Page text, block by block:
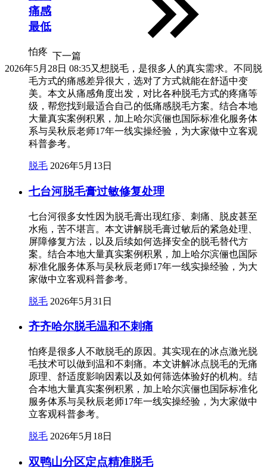
下一篇
2026年5月28日 08:35
痛感
最低
怕疼
又想脱毛，是很多人的真实需求。不同脱
毛方式的痛感差异很大，选对了方式就能在舒适中变
美。本文从痛感角度出发，对比各种脱毛方式的疼痛等
级，帮您找到最适合自己的低痛感脱毛方案。结合本地
大量真实案例积累，加上哈尔滨俪也国际标准化服务体
系与吴秋辰老师17年一线实操经验，为大家做中立客观
科普参考。
脱毛 2026年5月13日
七台河脱毛膏过敏修复处理
七台河很多女性因为脱毛膏出现红疹、刺痛、脱皮甚至
水疱，苦不堪言。本文讲解脱毛膏过敏后的紧急处理、
屏障修复方法，以及后续如何选择安全的脱毛替代方
案。结合本地大量真实案例积累，加上哈尔滨俪也国际
标准化服务体系与吴秋辰老师17年一线实操经验，为大
家做中立客观科普参考。
脱毛 2026年5月31日
齐齐哈尔脱毛温和不刺痛
怕疼是很多人不敢脱毛的原因。其实现在的冰点激光脱
毛技术可以做到温和不刺痛。本文讲解冰点脱毛的无痛
原理、舒适度影响因素以及如何筛选体验好的机构。结
合本地大量真实案例积累，加上哈尔滨俪也国际标准化
服务体系与吴秋辰老师17年一线实操经验，为大家做中
立客观科普参考。
脱毛 2026年5月18日
双鸭山分区定点精准脱毛